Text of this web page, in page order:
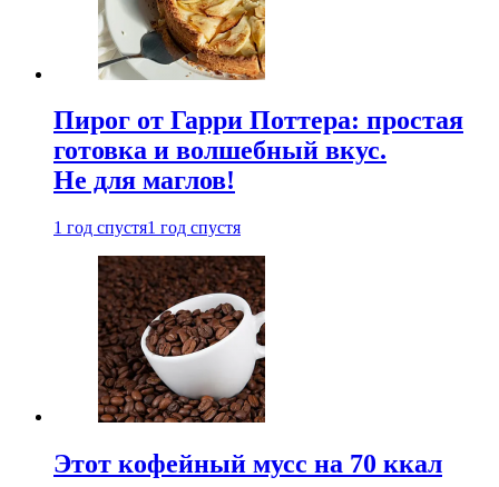
Пирог от Гарри Поттера: простая
готовка и волшебный вкус.
Не для маглов!
1 год спустя1 год спустя
Этот кофейный мусс на 70 ккал